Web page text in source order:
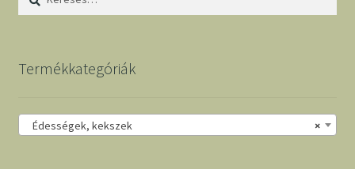
Termékkategóriák
×
Édességek, kekszek